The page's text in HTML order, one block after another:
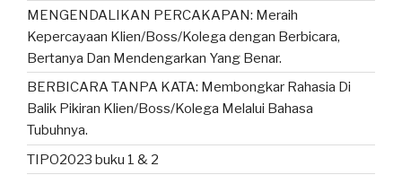
MENGENDALIKAN PERCAKAPAN: Meraih
Kepercayaan Klien/Boss/Kolega dengan Berbicara,
Bertanya Dan Mendengarkan Yang Benar.
BERBICARA TANPA KATA: Membongkar Rahasia Di
Balik Pikiran Klien/Boss/Kolega Melalui Bahasa
Tubuhnya.
TIPO2023 buku 1 & 2